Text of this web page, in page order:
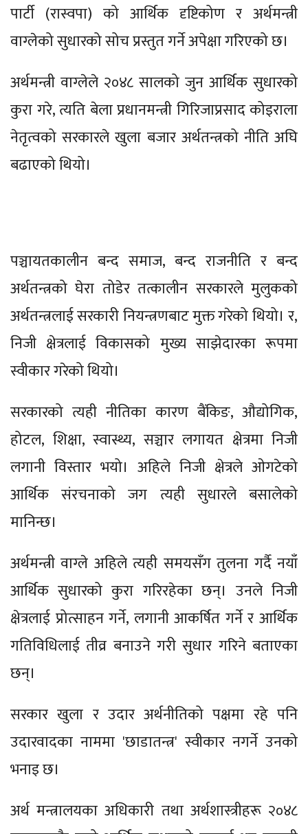
पार्टी (रास्वपा) को आर्थिक दृष्टिकोण र अर्थमन्त्री
वाग्लेको सुधारको सोच प्रस्तुत गर्ने अपेक्षा गरिएको छ।
अर्थमन्त्री वाग्लेले २०४८ सालको जुन आर्थिक सुधारको
कुरा गरे, त्यति बेला प्रधानमन्त्री गिरिजाप्रसाद कोइराला
नेतृत्वको सरकारले खुला बजार अर्थतन्त्रको नीति अघि
बढाएको थियो।
पञ्चायतकालीन बन्द समाज, बन्द राजनीति र बन्द
अर्थतन्त्रको घेरा तोडेर तत्कालीन सरकारले मुलुकको
अर्थतन्त्रलाई सरकारी नियन्त्रणबाट मुक्त गरेको थियो। र,
निजी क्षेत्रलाई विकासको मुख्य साझेदारका रूपमा
स्वीकार गरेको थियो।
सरकारको त्यही नीतिका कारण बैंकिङ, औद्योगिक,
होटल, शिक्षा, स्वास्थ्य, सञ्चार लगायत क्षेत्रमा निजी
लगानी विस्तार भयो। अहिले निजी क्षेत्रले ओगटेको
आर्थिक संरचनाको जग त्यही सुधारले बसालेको
मानिन्छ।
अर्थमन्त्री वाग्ले अहिले त्यही समयसँग तुलना गर्दै नयाँ
आर्थिक सुधारको कुरा गरिरहेका छन्। उनले निजी
क्षेत्रलाई प्रोत्साहन गर्ने, लगानी आकर्षित गर्ने र आर्थिक
गतिविधिलाई तीव्र बनाउने गरी सुधार गरिने बताएका
छन्।
सरकार खुला र उदार अर्थनीतिको पक्षमा रहे पनि
उदारवादका नाममा 'छाडातन्त्र' स्वीकार नगर्ने उनको
भनाइ छ।
अर्थ मन्त्रालयका अधिकारी तथा अर्थशास्त्रीहरू २०४८